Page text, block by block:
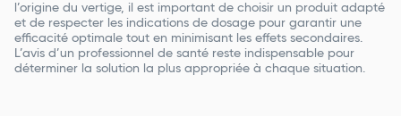
l’origine du vertige, il est important de choisir un produit adapté
et de respecter les indications de dosage pour garantir une
efficacité optimale tout en minimisant les effets secondaires.
L’avis d’un professionnel de santé reste indispensable pour
déterminer la solution la plus appropriée à chaque situation.